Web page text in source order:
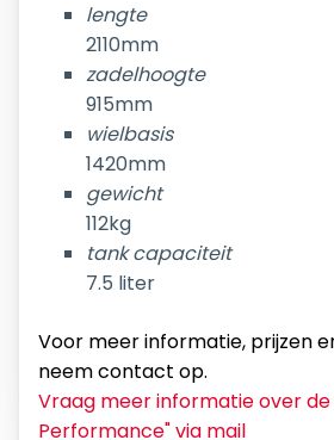
lengte
2110mm
zadelhoogte
915mm
wielbasis
1420mm
gewicht
112kg
tank capaciteit
7.5 liter
Voor meer informatie, prijzen
neem contact op.
Vraag meer informatie over de
Performance" via mail